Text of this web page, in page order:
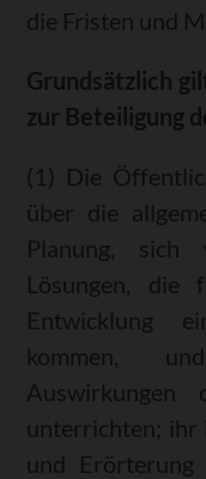
die Fristen und
Grundsätzlich
zur Beteiligung
(1) Die
über die
Planung, sich
Lösungen, die
Entwicklung
kommen,
unterrichten; ihr
und Erörterung